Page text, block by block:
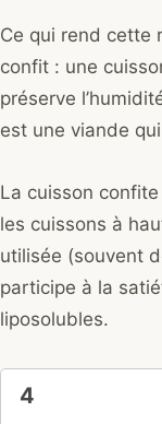
Ce qui rend cette
confit : une
préserve
est une viande
La cuisson
les cuissons à
utilisée (souvent
participe à la
liposolubles.
4